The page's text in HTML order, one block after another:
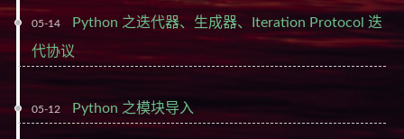
05-14
Python 之迭代器、生成器、Iteration Protocol 迭
代协议
05-12 Python 之模块导入